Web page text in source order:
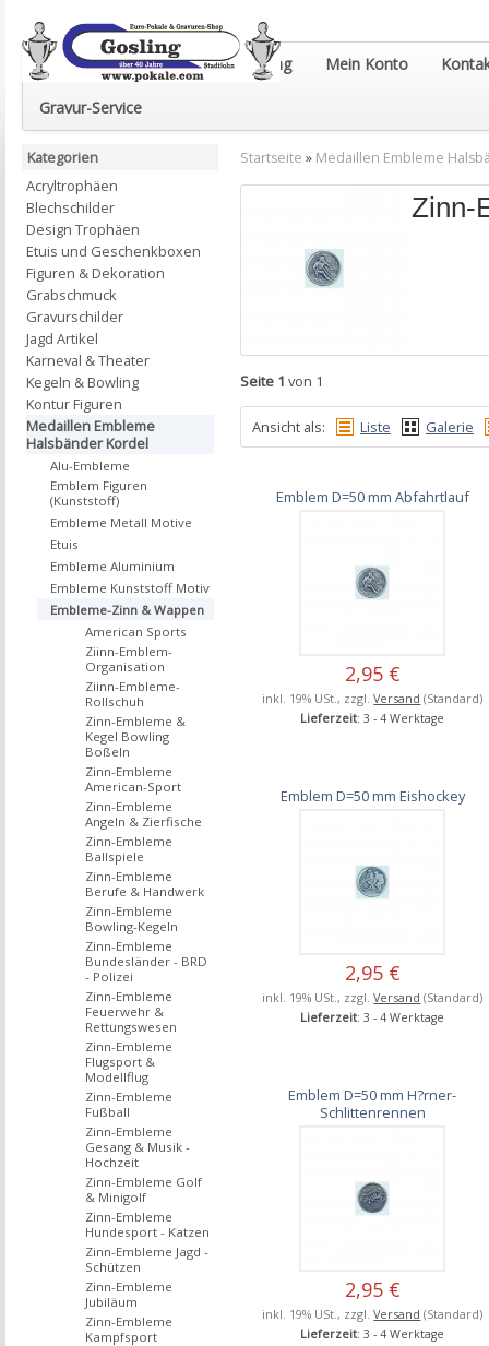
Euro-Pokale & Gravur-Shop Gosling Mein Konto
Gravur-Service
Startseite » Medaillen Embleme
Zinn-
Seite 1 von 1
Ansicht als: Liste Galerie
Emblem D=50 mm Abfahrtlauf
2,95 €
inkl. 19% USt., zzgl.Versand (Standard)
Lieferzeit: 3 - 4 Werktage
Emblem D=50 mm Eishockey
2,95 €
inkl. 19% USt., zzgl.Versand (Standard)
Lieferzeit: 3 - 4 Werktage
Emblem D=50 mm H?rner-
Schlittenrennen
2,95 €
inkl. 19% USt., zzgl.Versand (Standard)
Lieferzeit: 3 - 4 Werktage
Kategorien
Acryltrophäen
Blechschilder
Design Trophäen
Etuis und Geschenkboxen
Figuren & Dekoration
Grabschmuck
Gravurschilder
Jagd Artikel
Karneval & Theater
Kegeln & Bowling
Kontur Figuren
Medaillen Embleme
Halsbänder Kordel
Alu-Embleme
Emblem Figuren
(Kunststoff)
Embleme Metall Motive
Etuis
Embleme Aluminium
Embleme Kunststoff Motiv
Embleme-Zinn & Wappen
American Sports
Ziinn-Emblem-
Organisation
Ziinn-Embleme-
Rollschuh
Zinn-Embleme &
Kegel Bowling
Boßeln
Zinn-Embleme
American-Sport
Zinn-Embleme
Angeln & Zierfische
Zinn-Embleme
Ballspiele
Zinn-Embleme
Berufe & Handwerk
Zinn-Embleme
Bowling-Kegeln
Zinn-Embleme
Bundesländer - BRD
- Polizei
Zinn-Embleme
Feuerwehr &
Rettungswesen
Zinn-Embleme
Flugsport &
Modellflug
Zinn-Embleme
Fußball
Zinn-Embleme
Gesang & Musik -
Hochzeit
Zinn-Embleme Golf
& Minigolf
Zinn-Embleme
Hundesport - Katzen
Zinn-Embleme Jagd -
Schützen
Zinn-Embleme
Jubiläum
Zinn-Embleme
Kampfsport